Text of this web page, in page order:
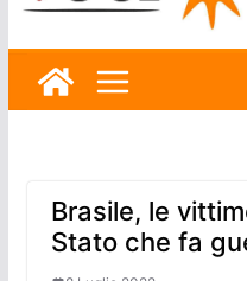
Brasile, le
Stato che fa